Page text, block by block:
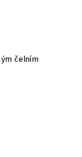
čelním